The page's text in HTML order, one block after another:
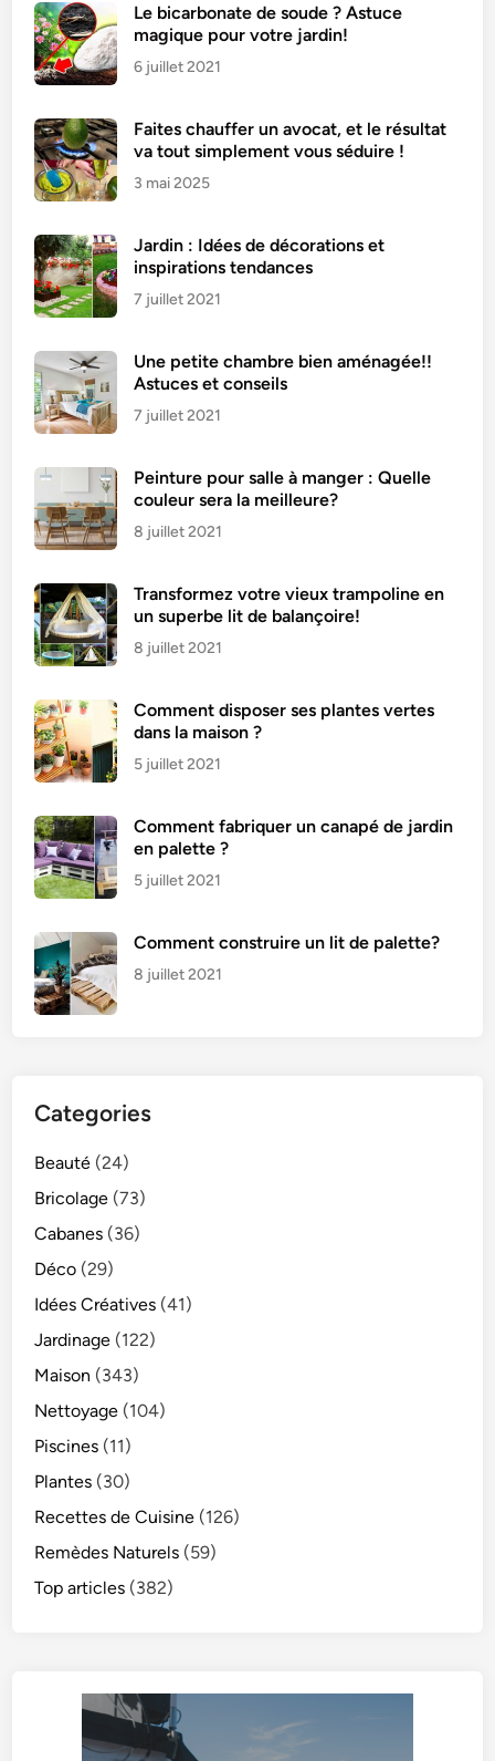
e
é
n
a
é
e
!
s
u
e
s
e
o
n
i
l
s
Le bicarbonate de soude ? Astuce
magique pour votre jardin!
6 juillet 2021
Faites chauffer un avocat, et le résultat
va tout simplement vous séduire !
3 mai 2025
Jardin : Idées de décorations et
inspirations tendances
7 juillet 2021
Une petite chambre bien aménagée!!
Astuces et conseils
7 juillet 2021
Peinture pour salle à manger : Quelle
couleur sera la meilleure?
8 juillet 2021
Transformez votre vieux trampoline en
un superbe lit de balançoire!
8 juillet 2021
Comment disposer ses plantes vertes
dans la maison ?
5 juillet 2021
Comment fabriquer un canapé de jardin
en palette ?
5 juillet 2021
Comment construire un lit de palette?
8 juillet 2021
Categories
Beauté (24)
Bricolage (73)
Cabanes (36)
Déco (29)
Idées Créatives (41)
Jardinage (122)
Maison (343)
Nettoyage (104)
Piscines (11)
Plantes (30)
Recettes de Cuisine (126)
Remèdes Naturels (59)
Top articles (382)